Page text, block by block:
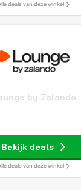
deals van deze winkel
by Zalando
Bekijk deals
deals van deze winkel